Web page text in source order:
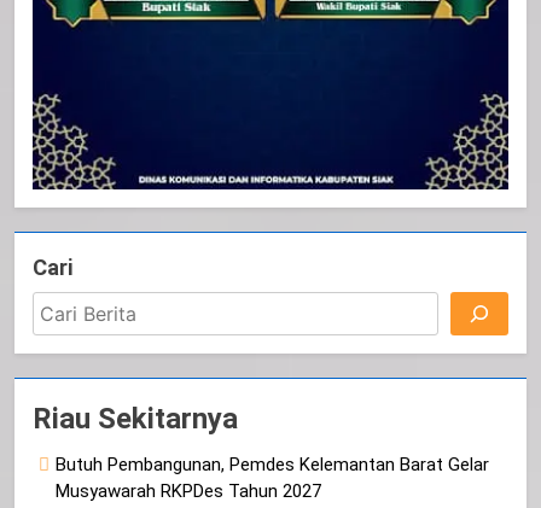
Cari
Riau Sekitarnya
Butuh Pembangunan, Pemdes Kelemantan Barat Gelar
Musyawarah RKPDes Tahun 2027